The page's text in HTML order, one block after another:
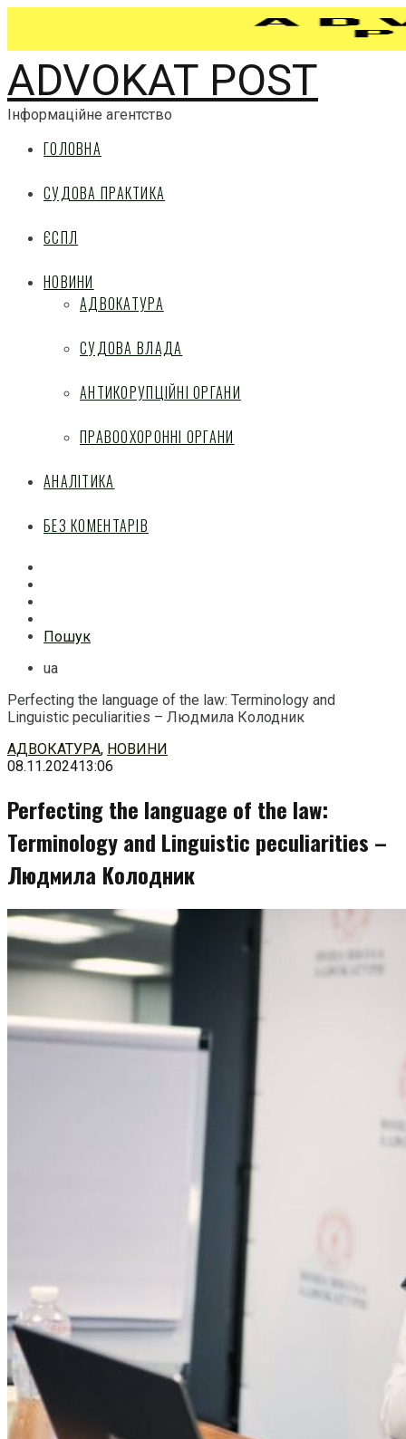
ADVOKAT POST
Інформаційне агентство
ГОЛОВНА
СУДОВА ПРАКТИКА
ЄСПЛ
НОВИНИ
АДВОКАТУРА
СУДОВА ВЛАДА
АНТИКОРУПЦІЙНІ ОРГАНИ
ПРАВООХОРОННІ ОРГАНИ
АНАЛІТИКА
БЕЗ КОМЕНТАРІВ
Пошук
ua
Perfecting the language of the law: Terminology and
Linguistic peculiarities – Людмила Колодник
Перейти
до
АДВОКАТУРА, НОВИНИ
08.11.202413:06
Perfecting the language of the law:
Terminology and Linguistic peculiarities –
Людмила Колодник